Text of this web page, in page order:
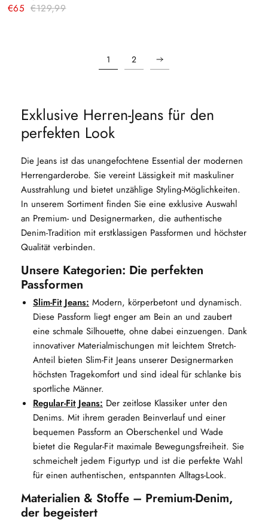
Blau
€65 €129,99
1 2
Exklusive Herren-Jeans für den
perfekten Look
Die Jeans ist das unangefochtene Essential der modernen
Herrengarderobe. Sie vereint Lässigkeit mit maskuliner
Ausstrahlung und bietet unzählige Styling-Möglichkeiten.
In unserem Sortiment finden Sie eine exklusive Auswahl
an Premium- und Designermarken, die authentische
Denim-Tradition mit erstklassigen Passformen und höchster
Qualität verbinden.
Unsere Kategorien: Die perfekten
Passformen
Slim-Fit Jeans: Modern, körperbetont und dynamisch.
Diese Passform liegt enger am Bein an und zaubert
eine schmale Silhouette, ohne dabei einzuengen. Dank
innovativer Materialmischungen mit leichtem Stretch-
Anteil bieten Slim-Fit Jeans unserer Designermarken
höchsten Tragekomfort und sind ideal für schlanke bis
sportliche Männer.
Regular-Fit Jeans: Der zeitlose Klassiker unter den
Denims. Mit ihrem geraden Beinverlauf und einer
bequemen Passform an Oberschenkel und Wade
bietet die Regular-Fit maximale Bewegungsfreiheit. Sie
schmeichelt jedem Figurtyp und ist die perfekte Wahl
für einen authentischen, entspannten Alltags-Look.
Materialien & Stoffe – Premium-Denim,
der begeistert